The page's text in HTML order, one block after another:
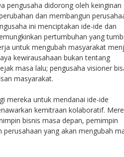
pengusaha didorong oleh keinginan
dan membangun
ini menciptakan ide-ide dan
pertumbuhan yang
untuk mengubah masyarakat
kewirausahaan bukan tentang
masa lalu; pengusaha visioner
masyarakat.
mereka untuk mendanai ide-ide
kemitraan kolaboratif.
bisnis masa depan, pemimpin
perusahaan yang akan mengubah